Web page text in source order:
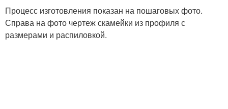
Процесс изготовления показан на пошаговых фото.
Справа на фото чертеж скамейки из профиля с
размерами и распиловкой.